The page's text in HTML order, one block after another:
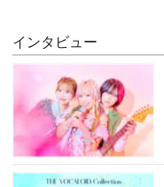
インタビュー